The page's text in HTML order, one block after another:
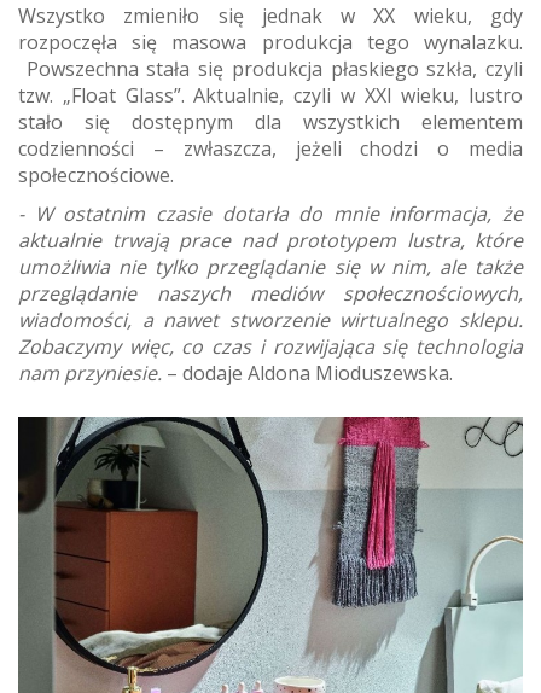
Wszystko zmieniło się jednak w XX wieku, gdy
rozpoczęła się masowa produkcja tego wynalazku.
Powszechna stała się produkcja płaskiego szkła, czyli
tzw. „Float Glass”. Aktualnie, czyli w XXI wieku, lustro
stało się dostępnym dla wszystkich elementem
codzienności – zwłaszcza, jeżeli chodzi o media
społecznościowe.
- W ostatnim czasie dotarła do mnie informacja, że
aktualnie trwają prace nad prototypem lustra, które
umożliwia nie tylko przeglądanie się w nim, ale także
przeglądanie naszych mediów społecznościowych,
wiadomości, a nawet stworzenie wirtualnego sklepu.
Zobaczymy więc, co czas i rozwijająca się technologia
nam przyniesie. – dodaje Aldona Mioduszewska.